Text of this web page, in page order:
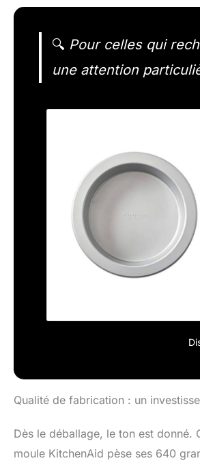
🔍 Pour celles qui
une attention
Qualité de fabrication : un
Dès le déballage, le ton est donné.
moule KitchenAid pèse ses 640